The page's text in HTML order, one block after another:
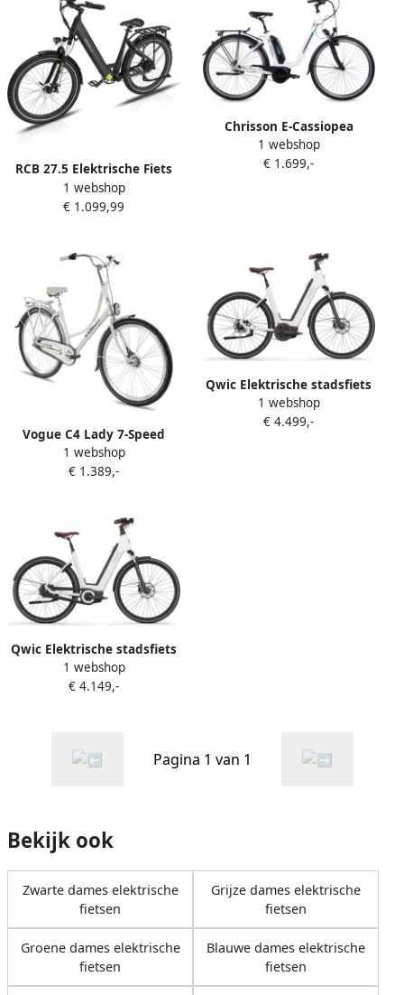
Geschikt voor
buitenactiviteiten in de
lente
Display Stadsfiets voor en
RCB 27.5 Elektrische Fiets
dames 60-90 km Trendy City
Commuter EBike 250W 7
1 webshop
€ 1.099,99
Chrisson E-Cassiopea
Elektrische Fiets 28 Inch E-
bike 50 cm Middenmotor
1 webshop
€ 1.699,-
Vogue C4 Lady 7-Speed
Elektrische damesfiets
346Wh 28 inch Grijs
1 webshop
€ 1.389,-
Qwic Elektrische stadsfiets
Premium Q MN8 Belt
Dames framemaat XL... Wit
1 webshop
€ 4.499,-
Qwic Elektrische stadsfiets
Premium Q MN8 Dames
framemaat M Wit 756 Wh
1 webshop
€ 4.149,-
Pagina 1 van 1
Bekijk ook
Zwarte dames elektrische
fietsen
Grijze dames elektrische
fietsen
Groene dames elektrische
fietsen
Blauwe dames elektrische
fietsen